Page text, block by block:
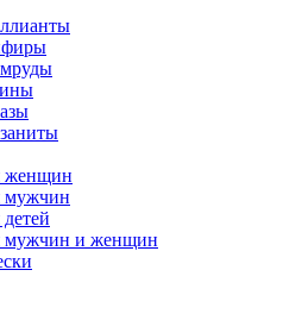
женщин
мужчин
мужчин и женщин